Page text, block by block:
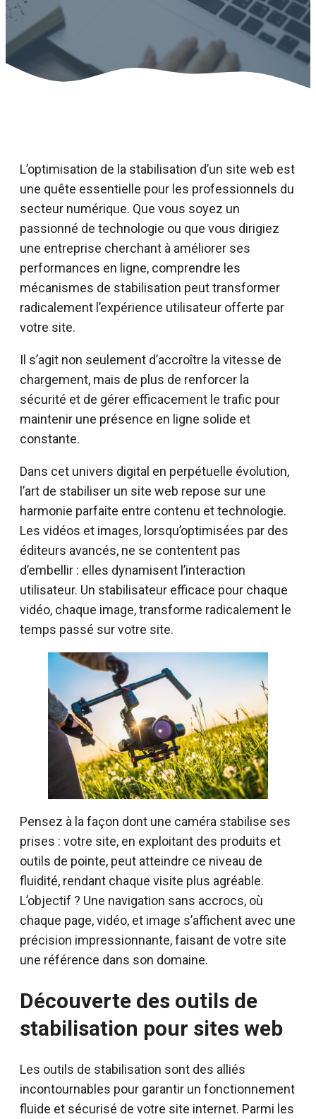
L’optimisation de la stabilisation d’un site web est
une quête essentielle pour les professionnels du
secteur numérique. Que vous soyez un
passionné de technologie ou que vous dirigiez
une entreprise cherchant à améliorer ses
performances en ligne, comprendre les
mécanismes de stabilisation peut transformer
radicalement l’expérience utilisateur offerte par
votre site.
Il s’agit non seulement d’accroître la vitesse de
chargement, mais de plus de renforcer la
sécurité et de gérer efficacement le trafic pour
maintenir une présence en ligne solide et
constante.
Dans cet univers digital en perpétuelle évolution,
l’art de stabiliser un site web repose sur une
harmonie parfaite entre contenu et technologie.
Les vidéos et images, lorsqu’optimisées par des
éditeurs avancés, ne se contentent pas
d’embellir : elles dynamisent l’interaction
utilisateur. Un stabilisateur efficace pour chaque
vidéo, chaque image, transforme radicalement le
temps passé sur votre site.
Pensez à la façon dont une caméra stabilise ses
prises : votre site, en exploitant des produits et
outils de pointe, peut atteindre ce niveau de
fluidité, rendant chaque visite plus agréable.
L’objectif ? Une navigation sans accrocs, où
chaque page, vidéo, et image s’affichent avec une
précision impressionnante, faisant de votre site
une référence dans son domaine.
Découverte des outils de
stabilisation pour sites web
Les outils de stabilisation sont des alliés
incontournables pour garantir un fonctionnement
fluide et sécurisé de votre site internet. Parmi les